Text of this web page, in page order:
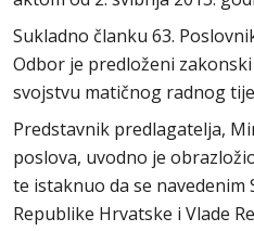
Sukladno članku 63.
Odbor je predloženi
svojstvu matičnog radnog
Predstavnik predlagatelja,
poslova, uvodno je
te istaknuo da se navedenim
Republike Hrvatske i Vlade